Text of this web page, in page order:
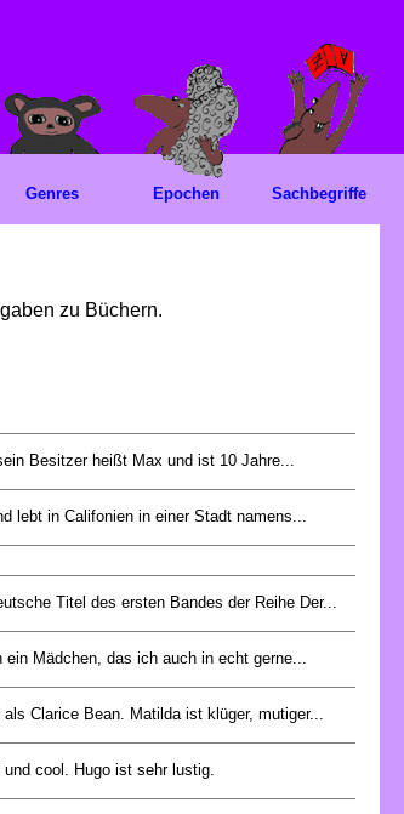
zu Büchern.
Besitzer heißt Max und ist 10 Jahre...
lebt in Califonien in einer Stadt namens...
Titel des ersten Bandes der Reihe Der...
ein Mädchen, das ich auch in echt gerne...
Clarice Bean. Matilda ist klüger, mutiger...
cool. Hugo ist sehr lustig.
Genres Epochen Sachbegriffe